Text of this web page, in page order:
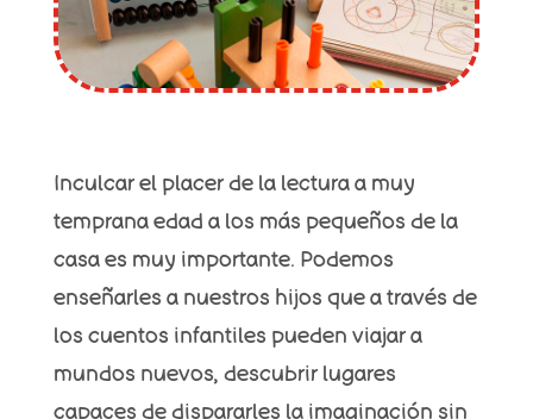
Inculcar el placer de la lectura a muy
temprana edad a los más pequeños de la
casa es muy importante. Podemos
enseñarles a nuestros hijos que a través de
los cuentos infantiles pueden viajar a
mundos nuevos, descubrir lugares
capaces de dispararles la imaginación sin